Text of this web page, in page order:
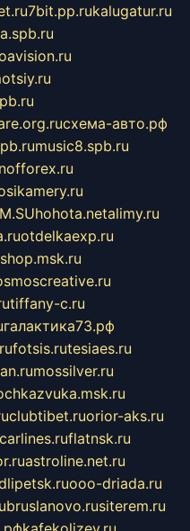
7bit.pp.rukalugatur.ru
схема-авто.рф
music8.spb.ru
hohota.netalimy.ru
otdelkaexp.ru
tiffany-c.ru
галактика73.рф
fotsis.rutesiaes.ru
mossilver.ru
clubtibet.ruorior-aks.ru
carlines.ruflatnsk.ru
astroline.net.ru
ooo-driada.ru
bruslanovo.rusiterem.ru